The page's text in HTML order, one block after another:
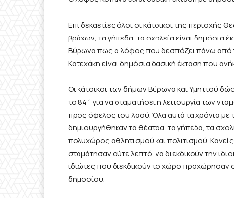
Επί δεκαετίες όλοι οι κάτοικοι της
βράχων, τα γήπεδα, τα σχολεία είναι δημόσια
Βύρωνα πως ο λόφος που δεσπόζει πάνω από
Κατεχάκη είναι δημόσια δασική έκταση που
Οι κάτοικοι των δήμων Βύρωνα και Υμηττού
το 84΄ για να σταματήσει η λειτουργία των
προς όφελος του λαού. Όλα αυτά τα χρόνια με
δημιουργήθηκαν τα θέατρα, τα γήπεδα, τα
πολυχώρος αθλητισμού και πολιτισμού.
σταμάτησαν ούτε λεπτό, να διεκδικούν την
ιδιώτες που διεκδικούν το χώρο προχώρησαν
δημοσίου.